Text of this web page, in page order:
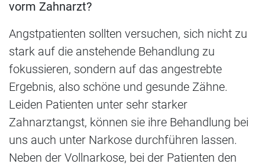
vorm Zahnarzt?
Angstpatienten sollten versuchen, sich nicht zu
stark auf die anstehende Behandlung zu
fokussieren, sondern auf das angestrebte
Ergebnis, also schöne und gesunde Zähne.
Leiden Patienten unter sehr starker
Zahnarztangst, können sie ihre Behandlung bei
uns auch unter Narkose durchführen lassen.
Neben der Vollnarkose, bei der Patienten den